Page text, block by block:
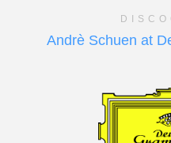
Andrè Schuen at